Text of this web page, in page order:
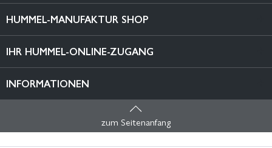
HUMMEL-MANUFAKTUR SHOP
IHR HUMMEL-ONLINE-ZUGANG
INFORMATIONEN
zum Seitenanfang